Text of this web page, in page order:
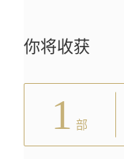
你将收获
1 部